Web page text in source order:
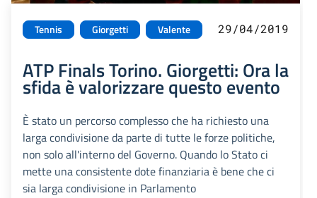
Tennis Giorgetti Valente 29/04/2019
ATP Finals Torino. Giorgetti: Ora la
sfida è valorizzare questo evento
È stato un percorso complesso che ha richiesto una
larga condivisione da parte di tutte le forze politiche,
non solo all'interno del Governo. Quando lo Stato ci
mette una consistente dote finanziaria è bene che ci
sia larga condivisione in Parlamento